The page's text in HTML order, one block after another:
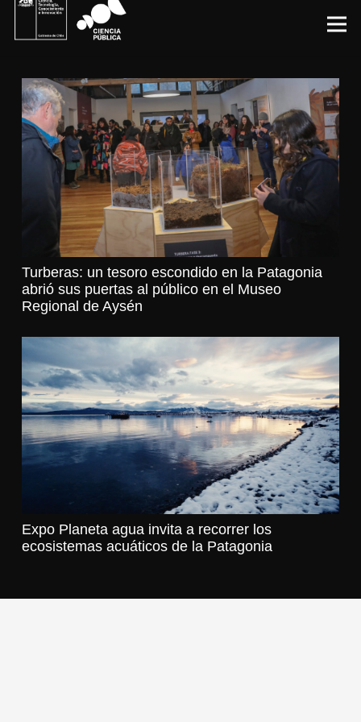
Turberas: un tesoro escondido en la Patagonia
abrió sus puertas al público en el Museo
Regional de Aysén
Expo Planeta agua invita a recorrer los
ecosistemas acuáticos de la Patagonia